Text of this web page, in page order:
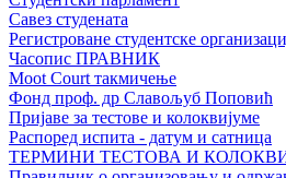
Савез студената
Регистроване студентске
Часопис ПРАВНИК
Moot Court такмичење
Фонд проф. др Славољуб Поповић
Пријаве за тестове и колоквијуме
Распоред испита - датум и сатница
ТЕРМИНИ ТЕСТОВА И